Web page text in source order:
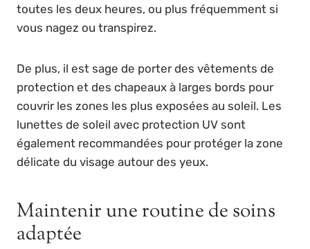
toutes les deux heures, ou plus fréquemment si
vous nagez ou transpirez.
De plus, il est sage de porter des vêtements de
protection et des chapeaux à larges bords pour
couvrir les zones les plus exposées au soleil. Les
lunettes de soleil avec protection UV sont
également recommandées pour protéger la zone
délicate du visage autour des yeux.
Maintenir une routine de soins
adaptée